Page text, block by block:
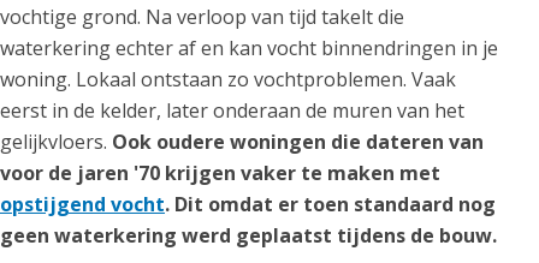
vochtige grond. Na verloop van tijd takelt die
waterkering echter af en kan vocht binnendringen in je
woning. Lokaal ontstaan zo vochtproblemen. Vaak
eerst in de kelder, later onderaan de muren van het
gelijkvloers. Ook oudere woningen die dateren van
voor de jaren '70 krijgen vaker te maken met
opstijgend vocht. Dit omdat er toen standaard nog
geen waterkering werd geplaatst tijdens de bouw.